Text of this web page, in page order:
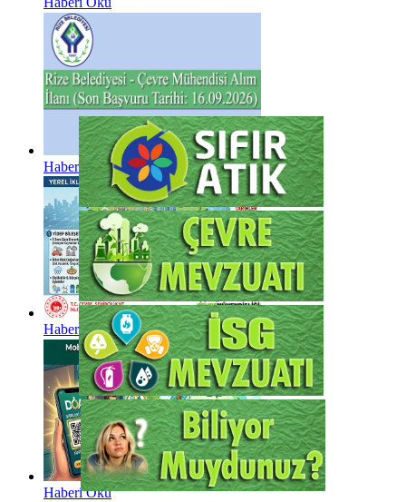
Haberi Oku
Haberi Oku
Haberi Oku